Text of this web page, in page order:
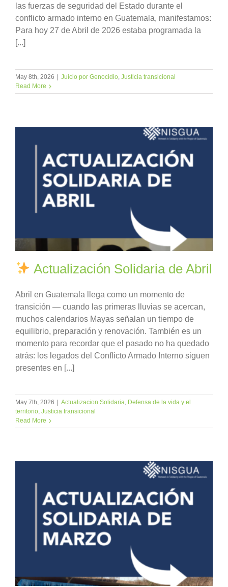
las fuerzas de seguridad del Estado durante el
conflicto armado interno en Guatemala, manifestamos:
Para hoy 27 de Abril de 2026 estaba programada la
[...]
May 8th, 2026 | Juicio por Genocidio Justicia transicional
Read More
Actualización Solidaria de Abril
Abril en Guatemala llega como un momento de
transición — cuando las primeras lluvias se acercan,
muchos calendarios Mayas señalan un tiempo de
equilibrio, preparación y renovación. También es un
momento para recordar que el pasado no ha quedado
atrás: los legados del Conflicto Armado Interno siguen
presentes en [...]
May 7th, 2026 | Actualizacion Solidaria, Defensa de la vida y el
territorio, Justicia transicional
Read More